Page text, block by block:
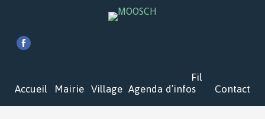
Accueil Mairie Village Agenda
Fil
d’infos
Contact